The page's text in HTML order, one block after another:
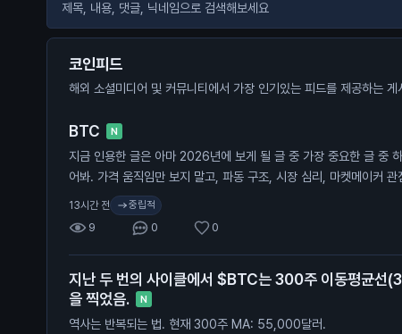
코인피드
해외 소셜미디어 및 커뮤니티에서 가장 인기있는 피드를 제공하는 게
BTC N
지금 인용한 글은 아마 2026년에 보게 될 글 중 가장 중요한 글 중
어봐. 가격 움직임만 보지 말고, 파동 구조, 시장 심리, 마켓메이커 관
초록 구간(바닥 형성)이 끝나면 다음 타깃은 보라색 점이고, 그건 8
레인지 구간의 투매(캡튤레이션)가 먼저 온다.
13시간 전 중립적
9 0 0
지난 두 번의 사이클에서 $BTC는 300주 이동평균선
을 찍었음.
N
역사는 반복되는 법. 현재 300주 MA: 55,000달러.